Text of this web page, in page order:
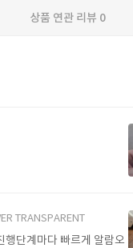
상품 연관 리뷰 0
TRANSPARENT
행단계마다 빠르게 알람오